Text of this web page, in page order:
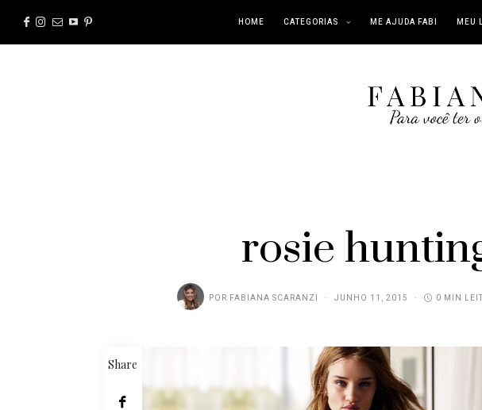
HOME CATEGORIAS ME AJUDA FABI MEU
rosie
POR FABIANA SCARANZI JUNHO 11, 2015 0 MIN
Share